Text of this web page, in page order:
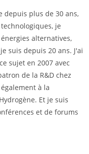
depuis plus de 30 ans,
je
alternatives,
suis depuis 20 ans. J'ai
sujet en 2007 avec
de la R&D chez
à la
Et je suis
et de forums